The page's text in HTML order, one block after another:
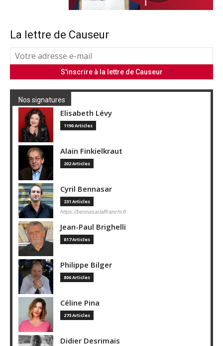
La lettre de Causeur
Nos signatures
Elisabeth Lévy
1190 Articles
Alain Finkielkraut
202 Articles
Cyril Bennasar
231 Articles
https://bennasarlaffranchi.fr
Jean-Paul Brighelli
817 Articles
Philippe Bilger
806 Articles
Céline Pina
273 Articles
Didier Desrimais